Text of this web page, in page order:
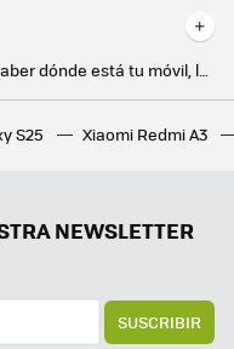
Si la pregunta es si alguien puede saber dónde está tu móvil, la respuesta es sí (pero nadie ha dicho que sea fácil)
Flexispot tiene el escritorio elevable ideal para trabajar tanto de pie como sentado, y ahora está más rebajado
S25 Xiaomi Redmi A3
NEWSLETTER
SUSCRIBIR